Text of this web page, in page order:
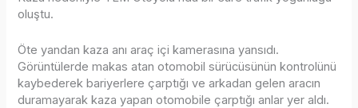
oluştu.
Öte yandan kaza anı araç içi kamerasına yansıdı.
Görüntülerde makas atan otomobil sürücüsünün kontrolünü
kaybederek bariyerlere çarptığı ve arkadan gelen aracın
duramayarak kaza yapan otomobile çarptığı anlar yer aldı.